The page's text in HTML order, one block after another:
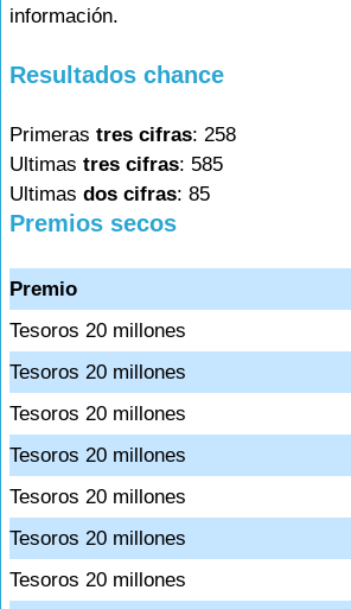
información.
Resultados chance
Primeras tres cifras: 258
Ultimas tres cifras: 585
Ultimas dos cifras: 85
Premios secos
Premio
Tesoros 20 millones
Tesoros 20 millones
Tesoros 20 millones
Tesoros 20 millones
Tesoros 20 millones
Tesoros 20 millones
Tesoros 20 millones